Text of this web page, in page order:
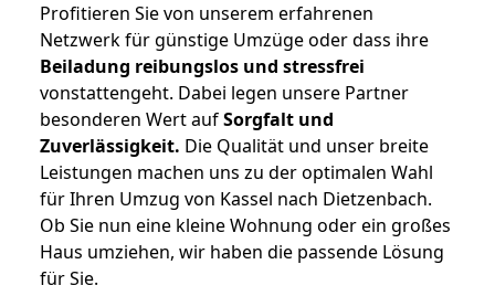
Profitieren Sie von unserem erfahrenen
Netzwerk für günstige Umzüge oder dass ihre
Beiladung reibungslos und stressfrei
vonstattengeht. Dabei legen unsere Partner
besonderen Wert aufSorgfalt und
Zuverlässigkeit. Die Qualität und unser breite
Leistungen machen uns zu der optimalen Wahl
für Ihren Umzug von Kassel nach Dietzenbach.
Ob Sie nun eine kleine Wohnung oder ein großes
Haus umziehen, wir haben die passende Lösung
für Sie.